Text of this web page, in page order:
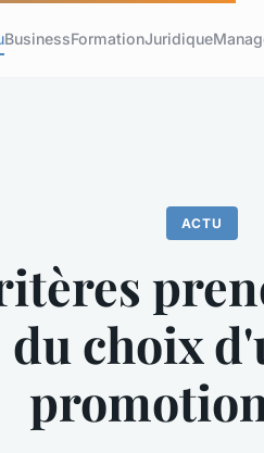
BusinessFormationJuridique
ACTU
choix